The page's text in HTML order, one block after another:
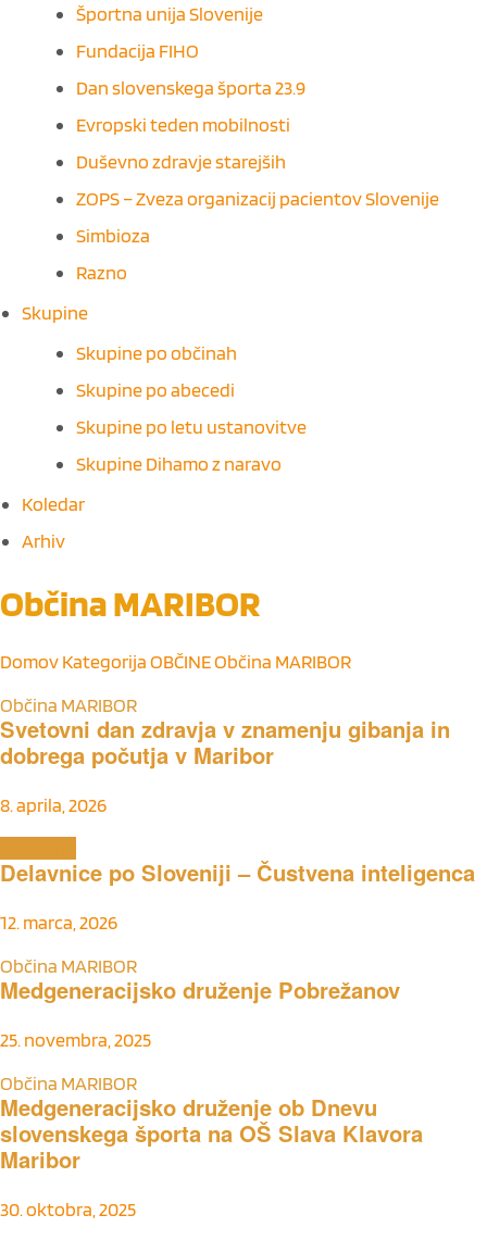
Športna unija Slovenije
Fundacija FIHO
Dan slovenskega športa 23.9
Evropski teden mobilnosti
Duševno zdravje starejših
ZOPS – Zveza organizacij pacientov Slovenije
Simbioza
Razno
Skupine
Skupine po občinah
Skupine po abecedi
Skupine po letu ustanovitve
Skupine Dihamo z naravo
Koledar
Arhiv
Občina MARIBOR
DomovKategorijaOBČINEObčina MARIBOR
Občina MARIBOR
Svetovni dan zdravja v znamenju gibanja in
dobrega počutja v Maribor
8. aprila, 2026
Delavnice po Sloveniji – Čustvena inteligenca
12. marca, 2026
Občina MARIBOR
Medgeneracijsko druženje Pobrežanov
25. novembra, 2025
Občina MARIBOR
Medgeneracijsko druženje ob Dnevu
slovenskega športa na OŠ Slava Klavora
Maribor
30. oktobra, 2025